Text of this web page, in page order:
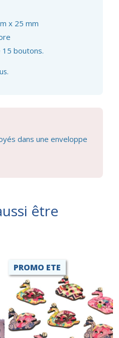
x 25 mm
15 boutons.
dans une enveloppe
être
PROMO ETE